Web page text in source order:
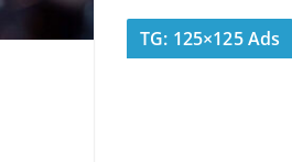
TG: 125×125 Ads